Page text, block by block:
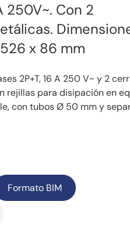
250V~. Con 2
x 86 mm
2P+T, 16 A 250 V~ y 2
rejillas para disipación en
con tubos Ø 50 mm y
Formato BIM